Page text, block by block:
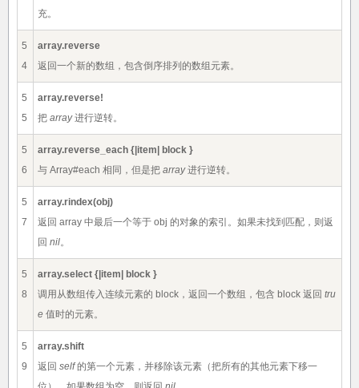
充。
5
4
array.reverse
返回一个新的数组，包含倒序排列的数组元素。
5
5
array.reverse!
把 array进行逆转。
5
6
array.reverse_each {|item| block }
与 Array#each 相同，但是把 array进行逆转。
5
7
array.rindex(obj)
返回 array 中最后一个等于 obj 的对象的索引。如果未找到匹配，则返
回 nil。
5
8
array.select {|item| block }
调用从数组传入连续元素的 block，返回一个数组，包含 block 返回 tru
e 值时的元素。
5
9
array.shift
返回 self的第一个元素，并移除该元素（把所有的其他元素下移一